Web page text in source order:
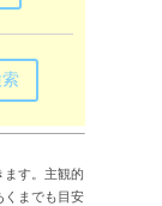
ます。主観的
くまでも目安